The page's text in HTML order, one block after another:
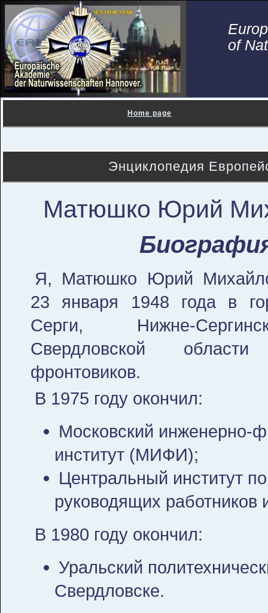
of
Home page
Энциклопедия
Матюшко Юрий
Я, Матюшко Юрий
23 января 1948 года в
Серги, Нижне-
Свердловской
фронтовиков.
В 1975 году окончил:
Московский инженерно-
институт (МИФИ);
Центральный институт
руководящих работников
В 1980 году окончил:
Уральский
Свердловске.